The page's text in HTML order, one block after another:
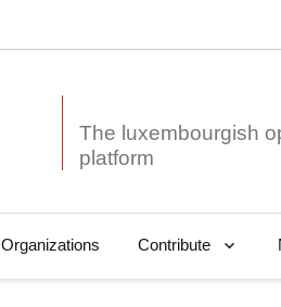
The luxembourgish
Organizations Contribute